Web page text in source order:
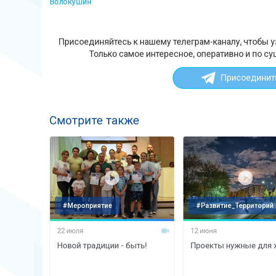
Присоединяйтесь к нашему телеграм-каналу, чтобы
Только самое интересное, оперативно и по
Смотрите также
#Мероприятие
22 июля
Новой традиции - быть!
#Развитие_Территорий
12 июня
Проекты нужные для